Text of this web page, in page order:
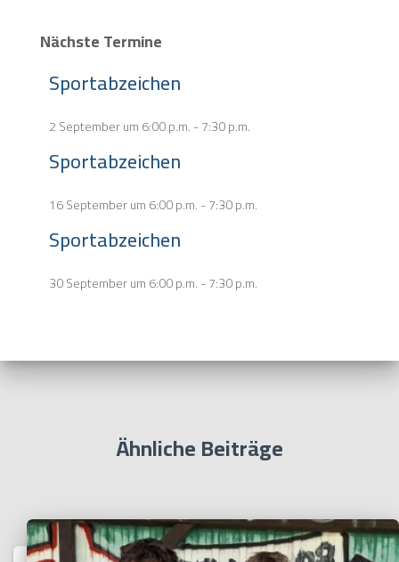
Nächste Termine
Sportabzeichen
2 September um 6:00 p.m.-7:30 p.m.
Sportabzeichen
16 September um 6:00 p.m.-7:30 p.m.
Sportabzeichen
30 September um 6:00 p.m.-7:30 p.m.
Ähnliche Beiträge